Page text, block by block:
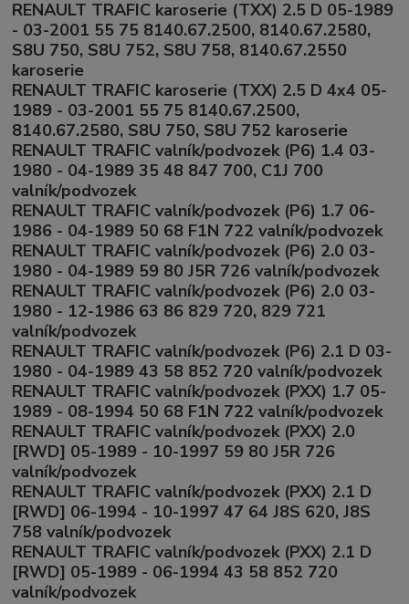
RENAULT TRAFIC karoserie (TXX) 2.5 D 05-1989
- 03-2001 55 75 8140.67.2500, 8140.67.2580,
S8U 750, S8U 752, S8U 758, 8140.67.2550
karoserie
RENAULT TRAFIC karoserie (TXX) 2.5 D 4x4 05-
1989 - 03-2001 55 75 8140.67.2500,
8140.67.2580, S8U 750, S8U 752 karoserie
RENAULT TRAFIC valník/podvozek (P6) 1.4 03-
1980 - 04-1989 35 48 847 700, C1J 700
valník/podvozek
RENAULT TRAFIC valník/podvozek (P6) 1.7 06-
1986 - 04-1989 50 68 F1N 722 valník/podvozek
RENAULT TRAFIC valník/podvozek (P6) 2.0 03-
1980 - 04-1989 59 80 J5R 726 valník/podvozek
RENAULT TRAFIC valník/podvozek (P6) 2.0 03-
1980 - 12-1986 63 86 829 720, 829 721
valník/podvozek
RENAULT TRAFIC valník/podvozek (P6) 2.1 D 03-
1980 - 04-1989 43 58 852 720 valník/podvozek
RENAULT TRAFIC valník/podvozek (PXX) 1.7 05-
1989 - 08-1994 50 68 F1N 722 valník/podvozek
RENAULT TRAFIC valník/podvozek (PXX) 2.0
[RWD] 05-1989 - 10-1997 59 80 J5R 726
valník/podvozek
RENAULT TRAFIC valník/podvozek (PXX) 2.1 D
[RWD] 06-1994 - 10-1997 47 64 J8S 620, J8S
758 valník/podvozek
RENAULT TRAFIC valník/podvozek (PXX) 2.1 D
[RWD] 05-1989 - 06-1994 43 58 852 720
valník/podvozek